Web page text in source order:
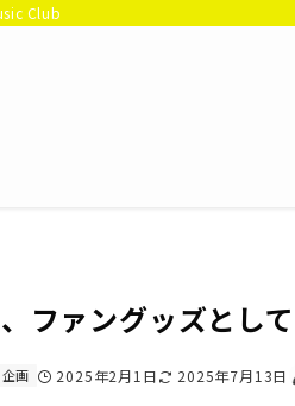
Club
ファングッズとして
企画 2025年2月1日 2025年7月13日